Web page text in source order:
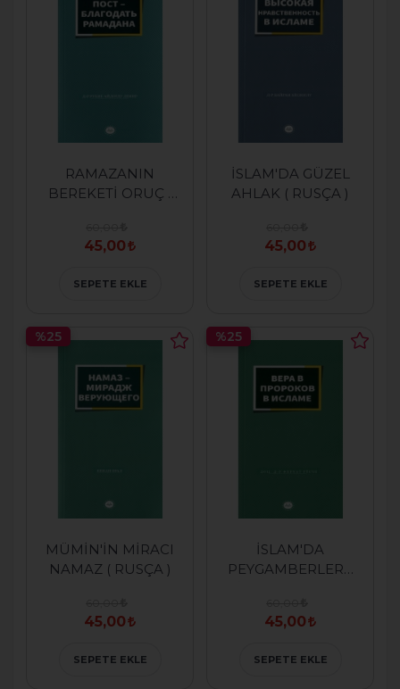
RAMAZANIN
BEREKETİ ORUÇ (
45,00
SEPETE EKLE
İSLAM'DA GÜZEL
AHLAK ( RUSÇA )
45,00
SEPETE EKLE
MÜMİN'İN MİRACI
NAMAZ ( RUSÇA )
45,00
%25
SEPETE EKLE
İSLAM'DA
PEYGAMBERLERE
45,00
%25
SEPETE EKLE